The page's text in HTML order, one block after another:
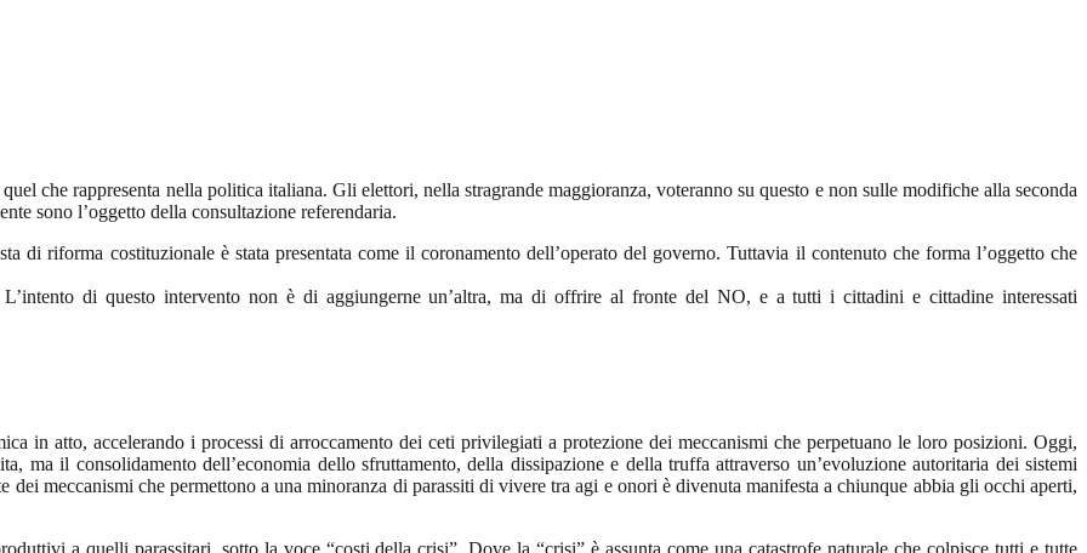
che rappresenta nella politica italiana. Gli elettori, nella stragrande maggioranza, voteranno su questo e non sulle modifiche alla seconda
sono l’oggetto della consultazione referendaria.
di riforma costituzionale è stata presentata come il coronamento dell’operato del governo. Tuttavia il contenuto che forma l’oggetto che
di questo intervento non è di aggiungerne un’altra, ma di offrire al fronte del NO, e a tutti i cittadini e cittadine interessati
in atto, accelerando i processi di arroccamento dei ceti privilegiati a protezione dei meccanismi che perpetuano le loro posizioni. Oggi,
ma il consolidamento dell’economia dello sfruttamento, della dissipazione e della truffa attraverso un’evoluzione autoritaria dei sistemi
meccanismi che permettono a una minoranza di parassiti di vivere tra agi e onori è divenuta manifesta a chiunque abbia gli occhi aperti,
a quelli parassitari, sotto la voce “costi della crisi”. Dove la “crisi” è assunta come una catastrofe naturale che colpisce tutti e tutte